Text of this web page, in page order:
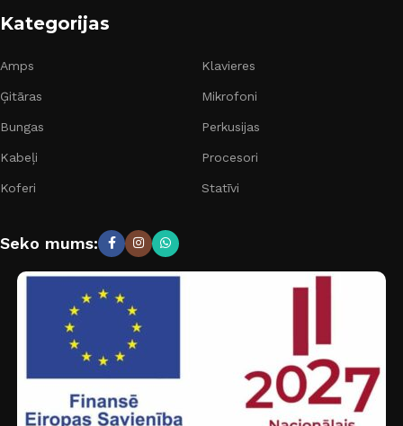
Kategorijas
Amps
Ģitāras
Bungas
Kabeļi
Koferi
Klavieres
Mikrofoni
Perkusijas
Procesori
Statīvi
Seko mums: